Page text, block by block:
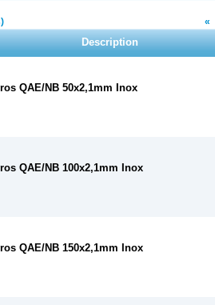
«
Description
QAE/NB 50x2,1mm Inox
QAE/NB 100x2,1mm Inox
QAE/NB 150x2,1mm Inox